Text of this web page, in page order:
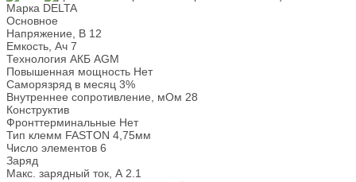
Марка DELTA
Основное
Напряжение, В 12
Емкость, Ач 7
Технология АКБ AGM
Повышенная мощность Нет
Саморязряд в месяц 3%
Внутреннее сопротивление, мОм 28
Конструктив
Фронттерминальные Нет
Тип клемм FASTON 4,75мм
Число элементов 6
Заряд
Макс. зарядный ток, А 2.1